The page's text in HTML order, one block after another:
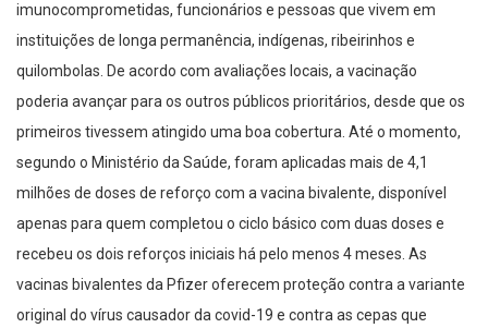
imunocomprometidas, funcionários e pessoas que vivem em
instituições de longa permanência, indígenas, ribeirinhos e
quilombolas. De acordo com avaliações locais, a vacinação
poderia avançar para os outros públicos prioritários, desde que os
primeiros tivessem atingido uma boa cobertura. Até o momento,
segundo o Ministério da Saúde, foram aplicadas mais de 4,1
milhões de doses de reforço com a vacina bivalente, disponível
apenas para quem completou o ciclo básico com duas doses e
recebeu os dois reforços iniciais há pelo menos 4 meses. As
vacinas bivalentes da Pfizer oferecem proteção contra a variante
original do vírus causador da covid-19 e contra as cepas que